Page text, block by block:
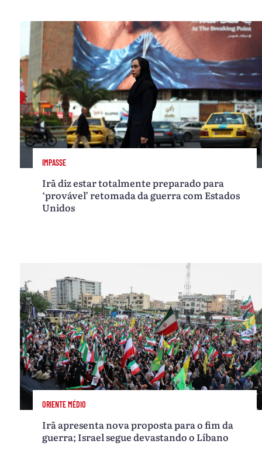
IMPASSE
Irã diz estar totalmente preparado para
‘provável’ retomada da guerra com Estados
Unidos
ORIENTE MÉDIO
Irã apresenta nova proposta para o fim da
guerra; Israel segue devastando o Líbano